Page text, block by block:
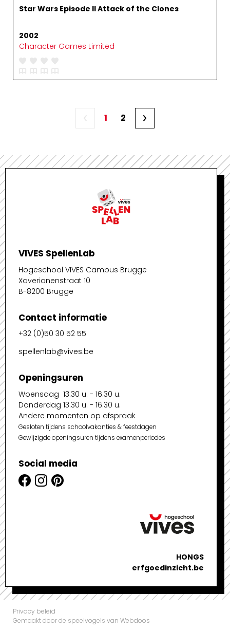
Star Wars Episode II Attack of the Clones
2002
Character Games Limited
1 2
VIVES SpellenLab
Hogeschool VIVES Campus Brugge
Xaverianenstraat 10
B-8200 Brugge
Contact informatie
+32 (0)50 30 52 55
spellenlab@vives.be
Openingsuren
Woensdag 13.30 u. - 16.30 u.
Donderdag 13.30 u. - 16.30 u.
Andere momenten op afspraak
Gesloten tijdens schoolvakanties & feestdagen
Gewijzigde openingsuren tijdens examenperiodes
Social media
HONGS
erfgoedinzicht.be
Privacy beleid
Gemaakt door de speelvogels van Webdoos